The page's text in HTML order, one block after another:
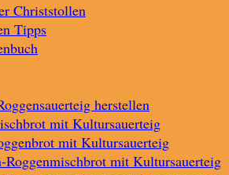
Christstollen
Tipps
herstellen
mit Kultursauerteig
mit Kultursauerteig
Roggenmischbrot mit Kultursauerteig